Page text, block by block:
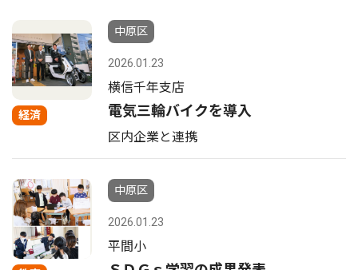
経済
中原区
2026.01.23
横信千年支店
電気三輪バイクを導入
区内企業と連携
中原区
2026.01.23
平間小